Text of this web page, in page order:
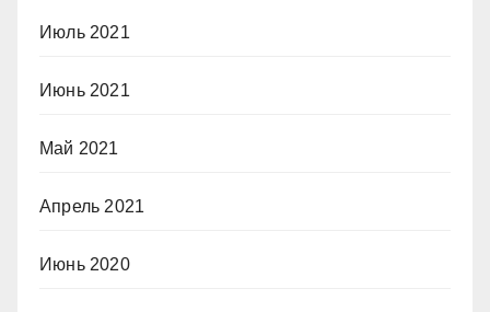
Июль 2021
Июнь 2021
Май 2021
Апрель 2021
Июнь 2020